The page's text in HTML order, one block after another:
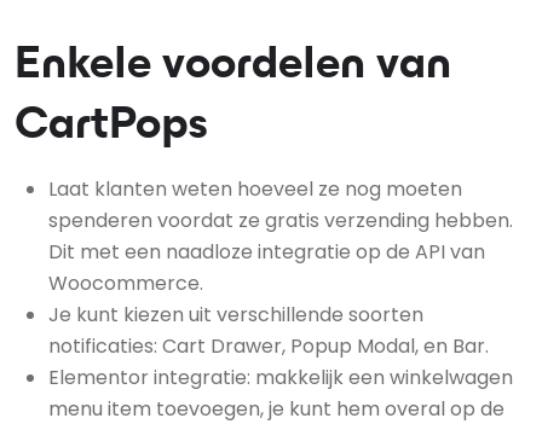
Enkele voordelen van
CartPops
Laat klanten weten hoeveel ze nog moeten
spenderen voordat ze gratis verzending hebben.
Dit met een naadloze integratie op de API van
Woocommerce.
Je kunt kiezen uit verschillende soorten
notificaties: Cart Drawer, Popup Modal, en Bar.
Elementor integratie: makkelijk een winkelwagen
menu item toevoegen, je kunt hem overal op de